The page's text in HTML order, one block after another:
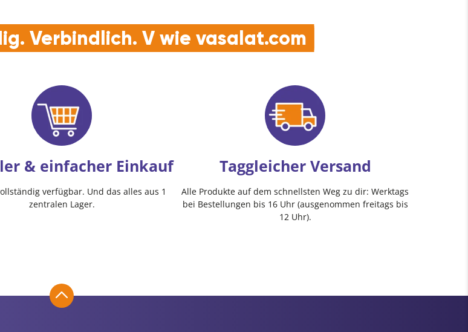
Verbindlich. V wie vasalat.com
& einfacher Einkauf
verfügbar. Und das alles aus 1
zentralen Lager.
Taggleicher Versand
Alle Produkte auf dem schnellsten Weg zu dir: Werktags
bei Bestellungen bis 16 Uhr (ausgenommen freitags bis
12 Uhr).